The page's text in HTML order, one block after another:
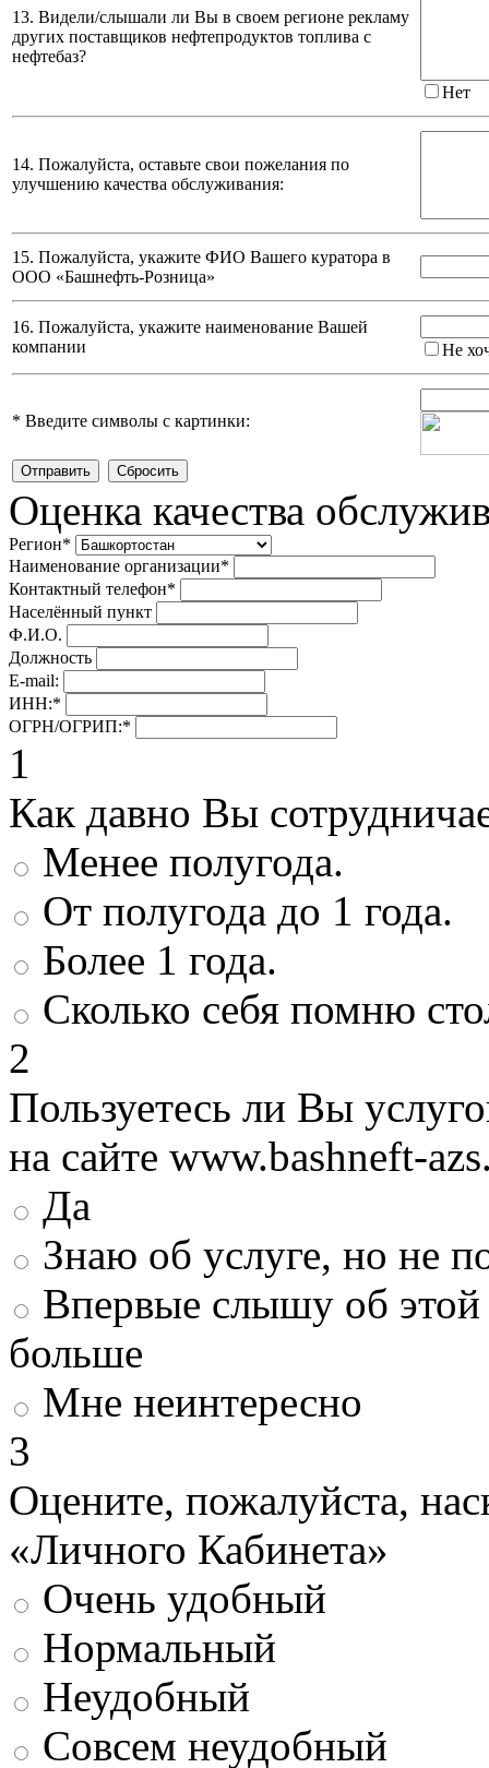
13. Видели/слышали ли Вы в своем регионе рекламу
других поставщиков нефтепродуктов топлива с
нефтебаз?
Нет
14. Пожалуйста, оставьте свои пожелания по
улучшению качества обслуживания:
15. Пожалуйста, укажите ФИО Вашего куратора в
ООО «Башнефть-Розница»
16. Пожалуйста, укажите наименование Вашей
компании
Не
* Введите символы с картинки:
Оценка качества
Регион*
Наименование организации*
Контактный телефон*
Населённый пункт
Ф.И.О.
Должность
E-mail:
ИНН:*
ОГРН/ОГРИП:*
1
Как давно Вы
Менее полугода.
От полугода до 1 года.
Более 1 года.
Сколько себя помню
2
Пользуетесь ли Вы
на сайте www.bashneft-
Да
Знаю об услуге, но не
Впервые слышу об этой
больше
Мне неинтересно
3
Оцените, пожалуйста,
«Личного Кабинета»
Очень удобный
Нормальный
Неудобный
Совсем неудобный